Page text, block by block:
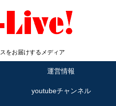
をお届けするメディア
運営情報
youtubeチャンネル